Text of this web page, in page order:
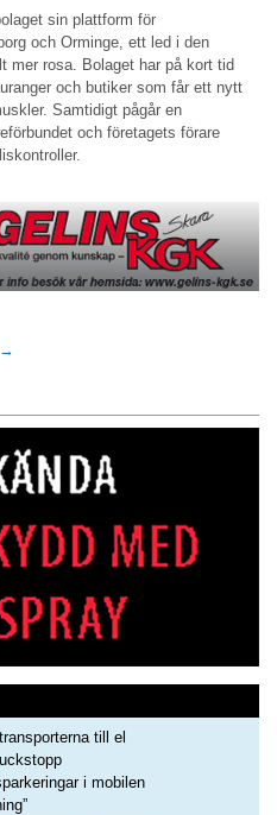
sin plattform för
och Orminge, ett led i den
mer rosa. Bolaget har på kort tid
och butiker som får ett nytt
Samtidigt pågår en
och företagets förare
→
till el
i mobilen